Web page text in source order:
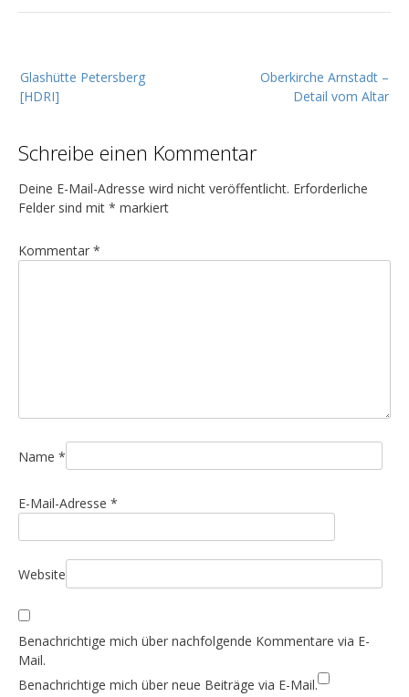
e
i
t
r
a
g
s
n
t
i
o
n
Oberkirche Arnstadt –
Detail vom Altar
Glashütte Petersberg
[HDRI]
Schreibe einen Kommentar
Deine E-Mail-Adresse wird nicht veröffentlicht. Erforderliche
Felder sind mit * markiert
Kommentar *
Name *
E-Mail-Adresse *
Website
Benachrichtige mich über nachfolgende Kommentare via E-
Mail.
Benachrichtige mich über neue Beiträge via E-Mail.